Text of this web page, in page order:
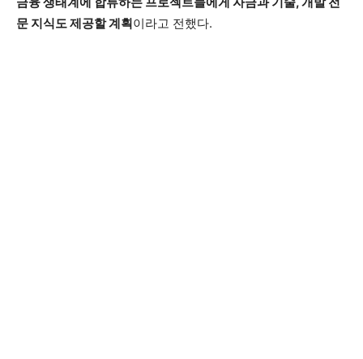
문 지식도 제공할 계획이라고 전했다.